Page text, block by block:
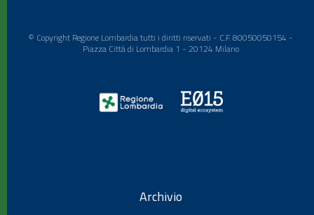
© Copyright Regione Lombardia tutti i diritti riservati - C.F. 80050050154 -
Piazza Città di Lombardia 1 - 20124 Milano
Archivio